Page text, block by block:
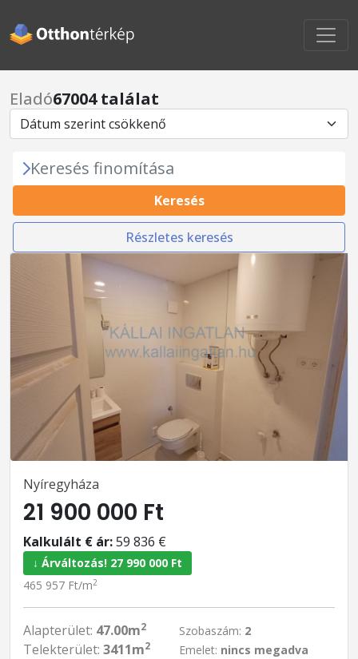
Eladó67004 találat
Keresés finomítása
Keresés
Részletes keresés
Nyíregyháza
21 900 000 Ft
Kalkulált € ár:59 836 €
↓ Árváltozás! 27 990 000 Ft
465 957 Ft/m2
Alapterület: 47.00m2
Telekterület: 3411m2
Szobaszám: 2
Emelet: nincs megadva